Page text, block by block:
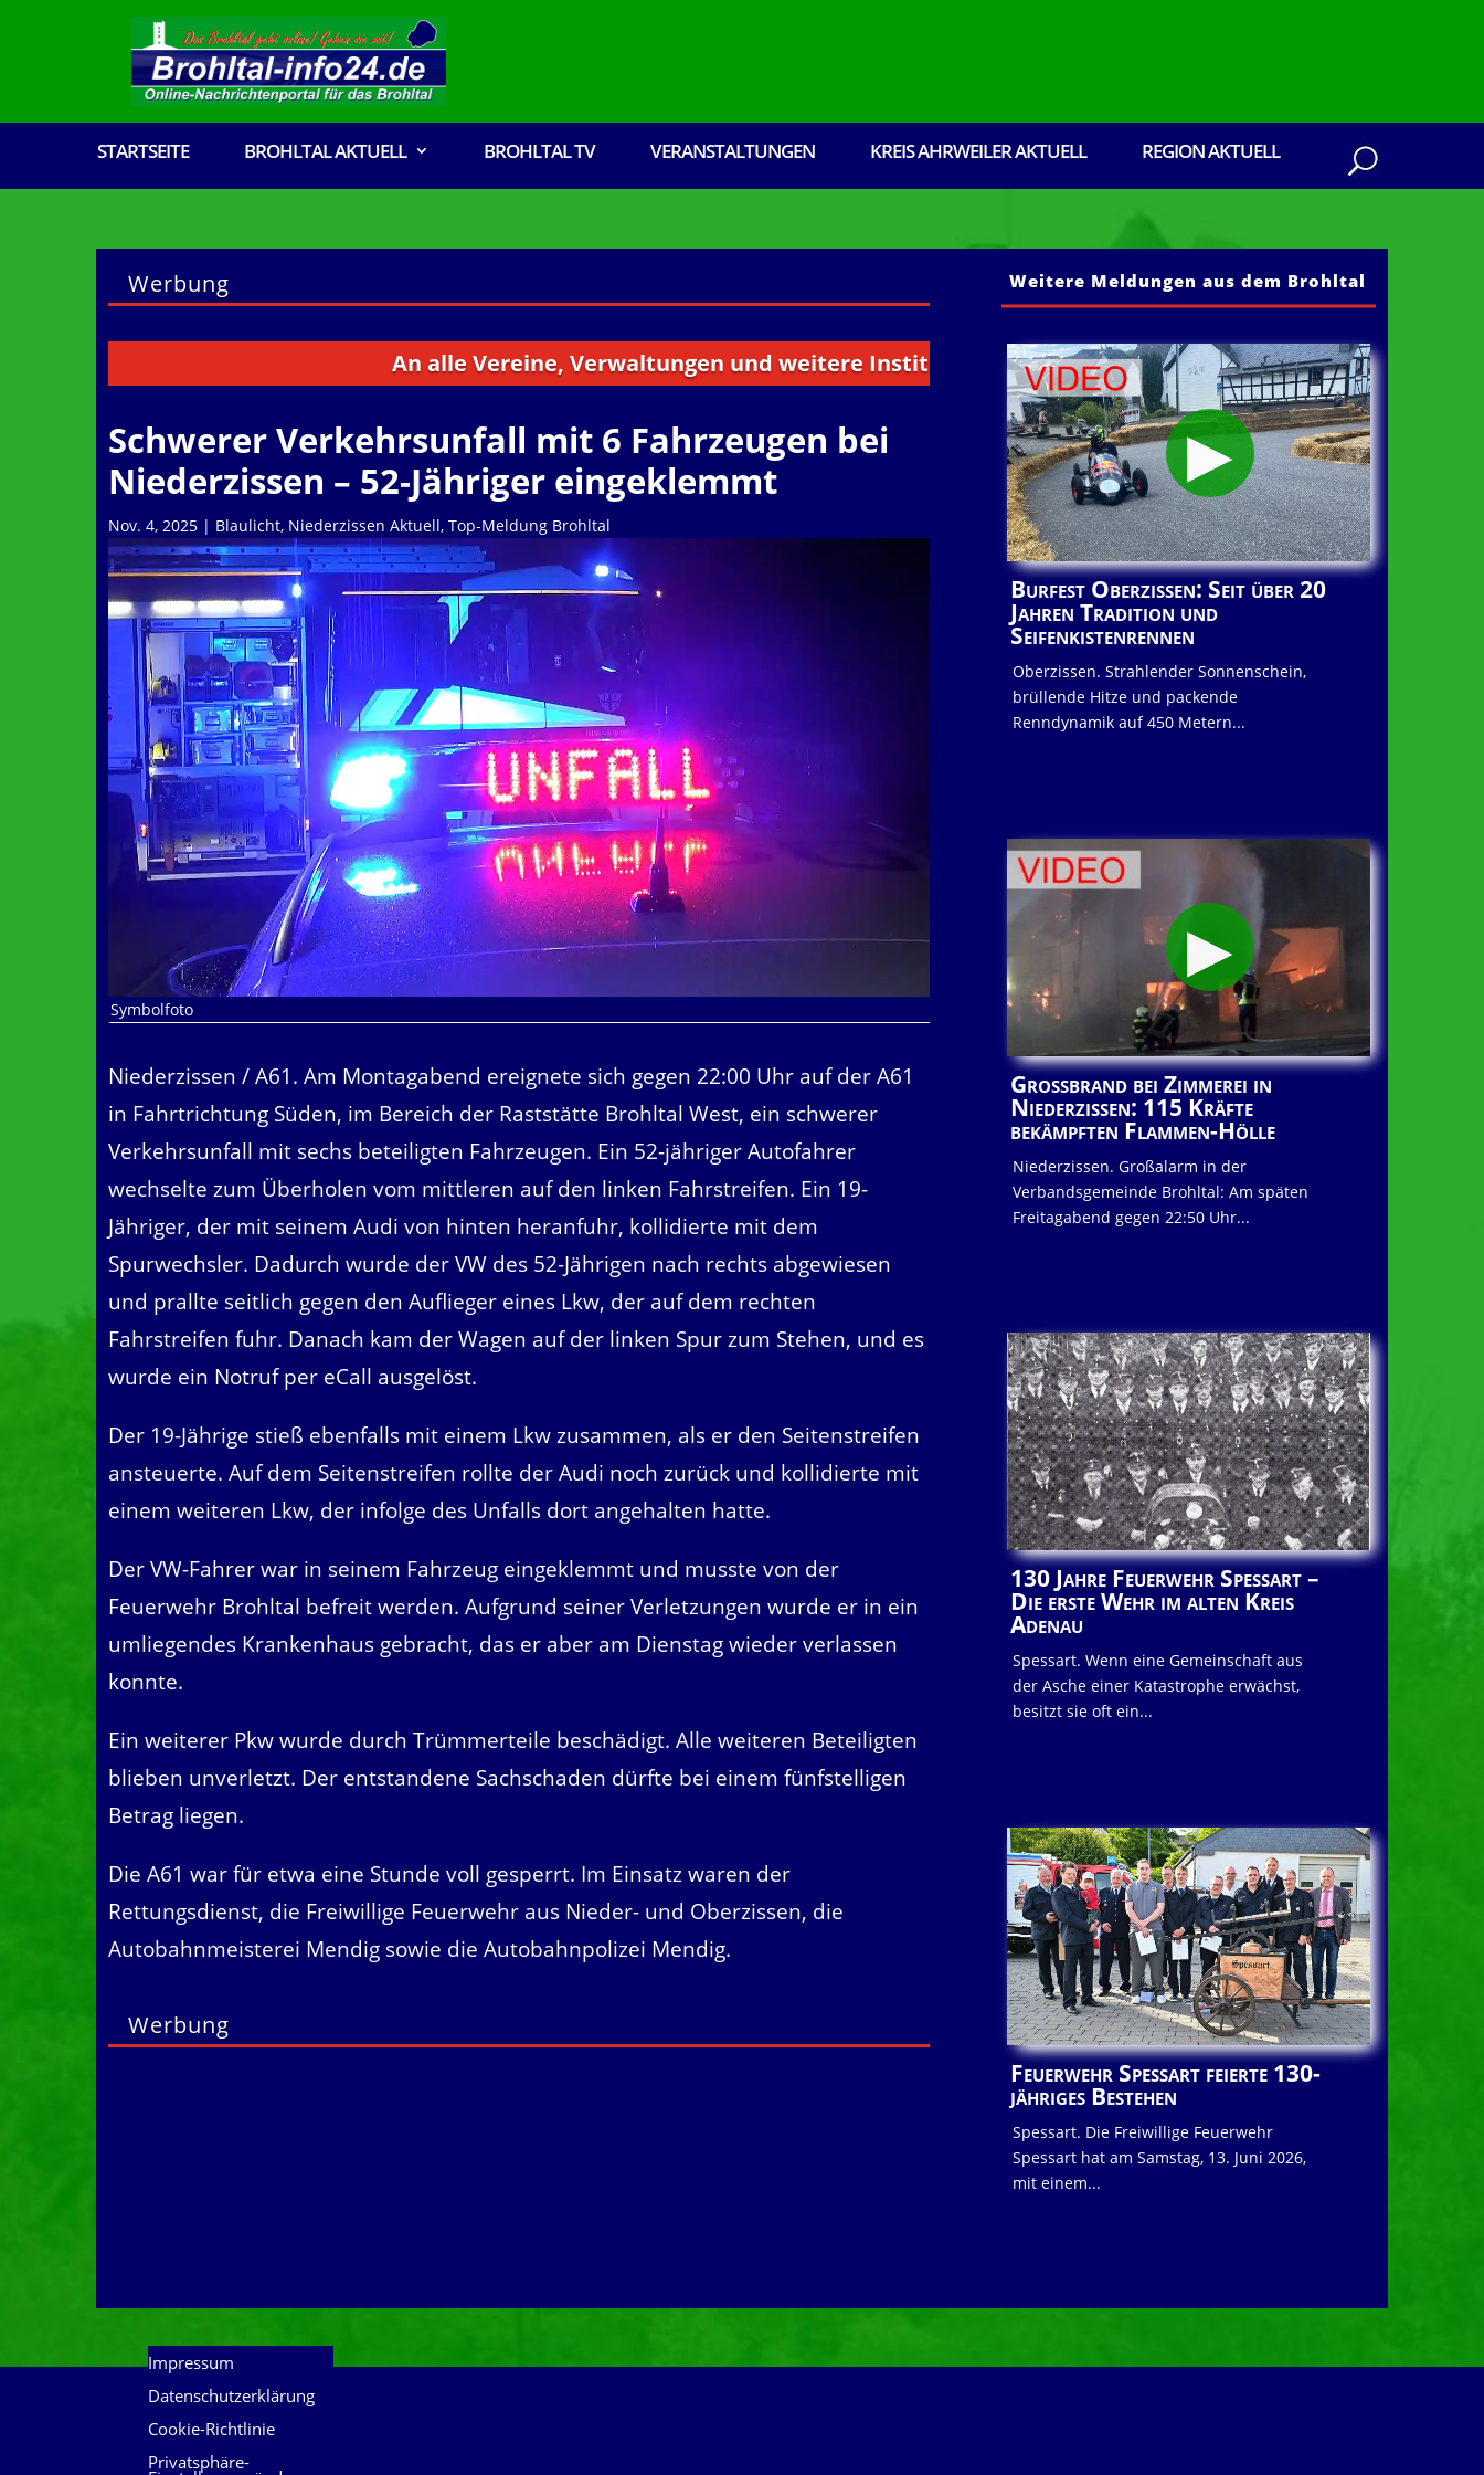
STARTSEITE BROHLTAL AKTUELL BROHLTAL TV VERANSTALTUNGEN KREIS AHRWEILER AKTUELL REGION AKTUELL
Werbung
An alle Vereine, Verwaltungen und weitere Institutionen aus dem Brohltal: Senden Sie ihre
Schwerer Verkehrsunfall mit 6 Fahrzeugen bei
Niederzissen – 52-Jähriger eingeklemmt
Nov. 4, 2025 | Blaulicht, Niederzissen Aktuell,Top-Meldung Brohltal
Symbolfoto
Niederzissen / A61. Am Montagabend ereignete sich gegen 22:00 Uhr auf der A61
in Fahrtrichtung Süden, im Bereich der Raststätte Brohltal West, ein schwerer
Verkehrsunfall mit sechs beteiligten Fahrzeugen. Ein 52-jähriger Autofahrer
wechselte zum Überholen vom mittleren auf den linken Fahrstreifen. Ein 19-
Jähriger, der mit seinem Audi von hinten heranfuhr, kollidierte mit dem
Spurwechsler. Dadurch wurde der VW des 52-Jährigen nach rechts abgewiesen
und prallte seitlich gegen den Auflieger eines Lkw, der auf dem rechten
Fahrstreifen fuhr. Danach kam der Wagen auf der linken Spur zum Stehen, und es
wurde ein Notruf per eCall ausgelöst.
Der 19-Jährige stieß ebenfalls mit einem Lkw zusammen, als er den Seitenstreifen
ansteuerte. Auf dem Seitenstreifen rollte der Audi noch zurück und kollidierte mit
einem weiteren Lkw, der infolge des Unfalls dort angehalten hatte.
Der VW-Fahrer war in seinem Fahrzeug eingeklemmt und musste von der
Feuerwehr Brohltal befreit werden. Aufgrund seiner Verletzungen wurde er in ein
umliegendes Krankenhaus gebracht, das er aber am Dienstag wieder verlassen
konnte.
Ein weiterer Pkw wurde durch Trümmerteile beschädigt. Alle weiteren Beteiligten
blieben unverletzt. Der entstandene Sachschaden dürfte bei einem fünfstelligen
Betrag liegen.
Die A61 war für etwa eine Stunde voll gesperrt. Im Einsatz waren der
Rettungsdienst, die Freiwillige Feuerwehr aus Nieder- und Oberzissen, die
Autobahnmeisterei Mendig sowie die Autobahnpolizei Mendig.
Werbung
Weitere Meldungen aus dem Brohltal
Burfest Oberzissen: Seit über 20
Jahren Tradition und
Seifenkistenrennen
Oberzissen. Strahlender Sonnenschein,
brüllende Hitze und packende
Renndynamik auf 450 Metern...
Großbrand bei Zimmerei in
Niederzissen: 115 Kräfte
bekämpften Flammen-Hölle
Niederzissen. Großalarm in der
Verbandsgemeinde Brohltal: Am späten
Freitagabend gegen 22:50 Uhr...
130 Jahre Feuerwehr Spessart –
Die erste Wehr im alten Kreis
Adenau
Spessart. Wenn eine Gemeinschaft aus
der Asche einer Katastrophe erwächst,
besitzt sie oft ein...
Feuerwehr Spessart feierte 130-
jähriges Bestehen
Spessart. Die Freiwillige Feuerwehr
Spessart hat am Samstag, 13. Juni 2026,
mit einem...
Impressum
Datenschutzerklärung
Cookie-Richtlinie
Privatsphäre-